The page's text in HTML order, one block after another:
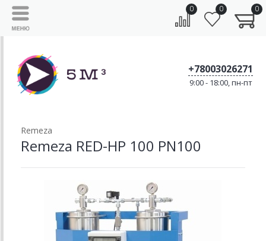
0 0 0
+78003026271
9:00 - 18:00, пн-пт
Remeza
Remeza RED-HP 100 PN100